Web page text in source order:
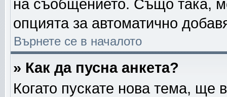
на съобщението. Също така,
опцията за автоматично
Върнете се в началото
» Как да пусна анкета?
Когато пускате нова тема,